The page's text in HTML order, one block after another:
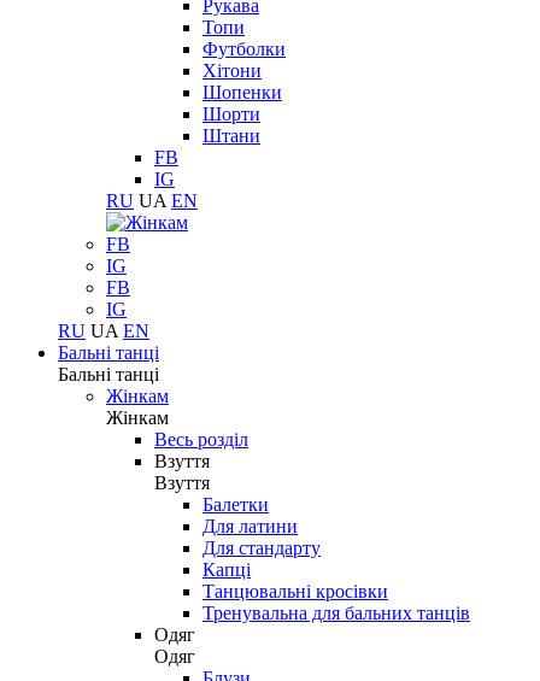
Рукава
Топи
Футболки
Хітони
Шопенки
Шорти
Штани
FB
IG
RU UA EN
FB
IG
FB
IG
RU UA EN
Бальні танці
Бальні танці
Жінкам
Жінкам
Весь розділ
Взуття
Взуття
Балетки
Для латини
Для стандарту
Капці
Танцювальні кросівки
Тренувальна для бальних танців
Одяг
Одяг